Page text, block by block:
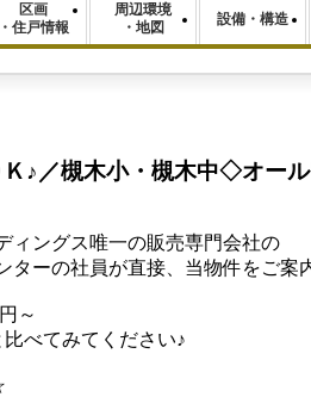
区画
・住戸情報
周辺環境
・地図
設備・構造
♪／槻木小・槻木中◇オー
ィングス唯一の販売専門会社の
ーの社員が直接、当物件をご案
～
べてみてください♪